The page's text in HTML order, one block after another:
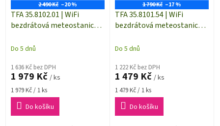
2 490 Kč –20 %
TFA 35.8102.01 | WiFi
bezdrátová meteostanice
internetová předpověď
Do 5 dnů
1 636 Kč bez DPH
1 979 Kč / ks
Měrná
cena:
1 979 Kč / 1 ks
Do košíku
1 790 Kč –17 %
TFA 35.8101.54 | WiFi
bezdrátová meteostanice
internetová předpověď
Do 5 dnů
1 222 Kč bez DPH
1 479 Kč / ks
Měrná
cena:
1 479 Kč / 1 ks
Do košíku